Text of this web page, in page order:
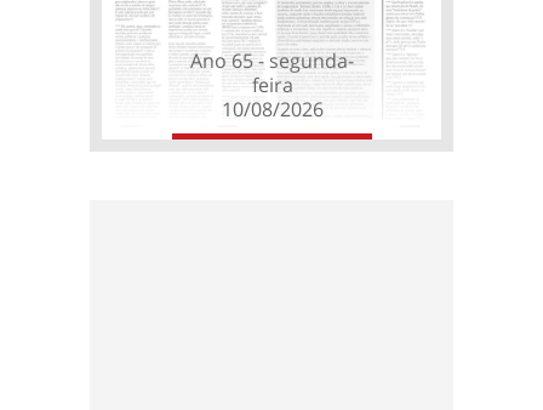
Ano 65 - segunda-
feira
10/08/2026